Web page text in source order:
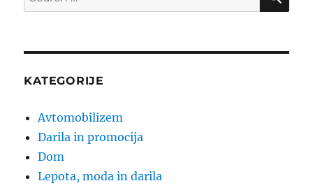
for:
KATEGORIJE
Avtomobilizem
Darila in promocija
Dom
Lepota, moda in darila